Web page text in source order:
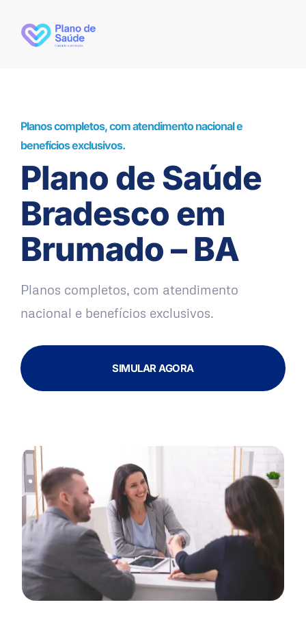
Planos completos, com atendimento nacional e
benefícios exclusivos.
Plano de Saúde
Bradesco em
Brumado – BA
Planos completos, com atendimento
nacional e benefícios exclusivos.
SIMULAR AGORA